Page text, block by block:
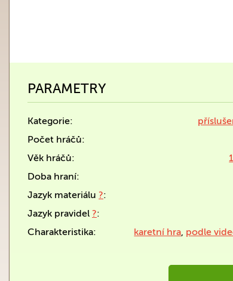
PARAMETRY
Kategorie:
Počet hráčů:
Věk hráčů:
Doba hraní:
Jazyk materiálu ?:
Jazyk pravidel ?:
Charakteristika:
karetní hra, podle